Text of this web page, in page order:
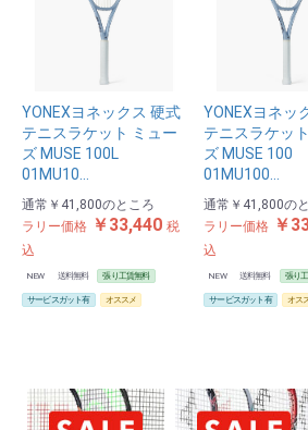
お買い物を続ける カ
YONEXヨネックス 硬式
テニスラケット ミュー
ズ MUSE 100L
01MU10…
通常 ￥41,800のところ
ラリー価格 ￥33,440 税
込
NEW 送料無料 張り工賃無料
サービスガット有 オススメ
YONEXヨネッ
テニスラケッ
ズ MUSE 100
01MU100…
通常 ￥41,800の
ラリー価格 ￥
込
NEW 送料無料 張り
サービスガット有 オス